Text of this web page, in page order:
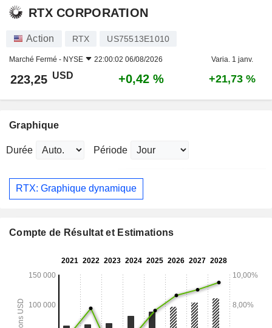
RTX CORPORATION
Action RTX US75513E1010
Marché Fermé - NYSE 22:00:02 06/08/2026 Varia. 1 janv.
223,25 USD +0,42 % +21,73 %
Graphique
Durée Période
RTX: Graphique dynamique
Compte de Résultat et Estimations